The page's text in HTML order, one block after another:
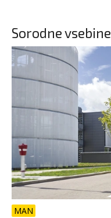
Sorodne vsebine
MAN